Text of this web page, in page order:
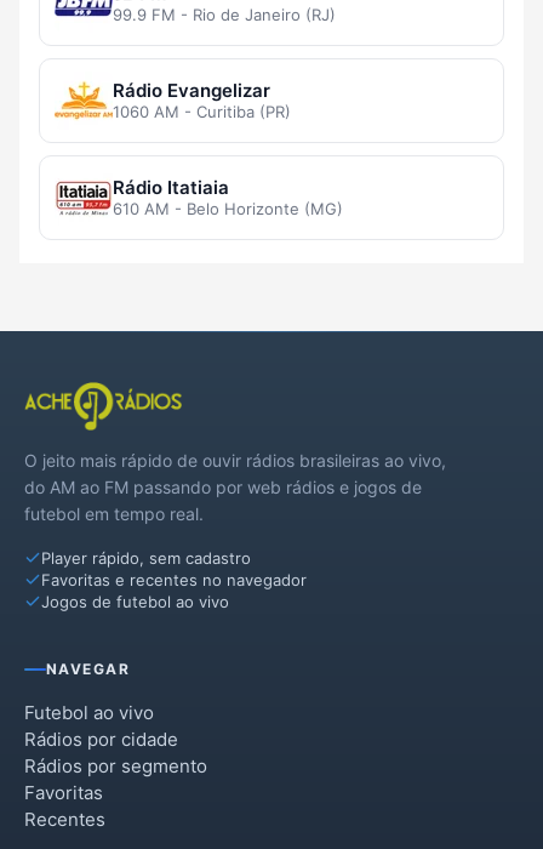
99.9 FM - Rio de Janeiro (RJ)
Rádio Evangelizar
1060 AM - Curitiba (PR)
Rádio Itatiaia
610 AM - Belo Horizonte (MG)
O jeito mais rápido de ouvir rádios brasileiras ao vivo,
do AM ao FM passando por web rádios e jogos de
futebol em tempo real.
Player rápido, sem cadastro
Favoritas e recentes no navegador
Jogos de futebol ao vivo
NAVEGAR
Futebol ao vivo
Rádios por cidade
Rádios por segmento
Favoritas
Recentes